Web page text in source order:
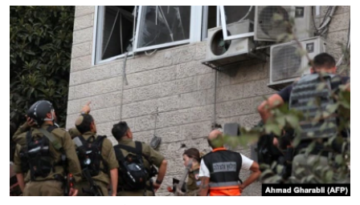
СОВЕТЫ ПРАВОЗАЩИТНИКОВ
ПРОПАВШИЕ БЕЗ ВЕСТИ
ПОБЕДИТЕЛЕЙ НЕ СУДЯТ?
КРЫМ.НЕПОКОРЕННЫЙ
ELIFBE
УКРАИНСКАЯ ПРОБЛЕМА КРЫМА
Qırımtatar
ПРИСОЕДИНЯЙТЕСЬ!
Все сайты RFE/RL